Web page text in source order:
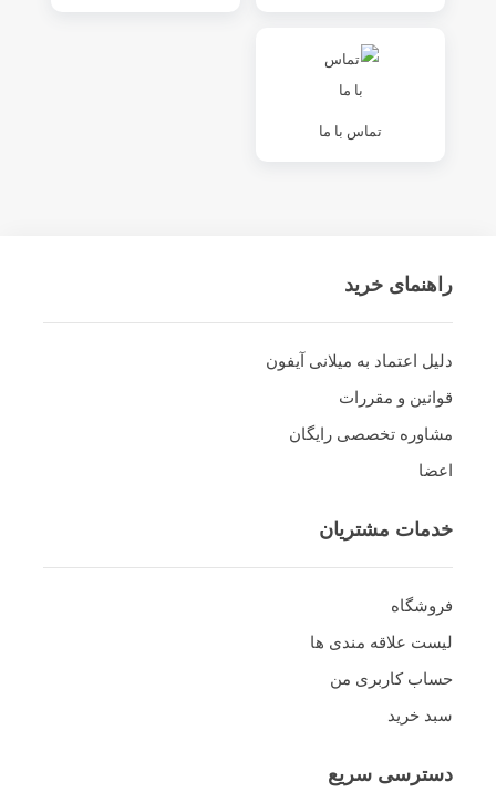
تماس با ما
راهنمای خرید
دلیل اعتماد به میلانی آیفون
قوانین و مقررات
مشاوره تخصصی رایگان
اعضا
خدمات مشتریان
فروشگاه
لیست علاقه مندی ها
حساب کاربری من
سبد خرید
دسترسی سریع